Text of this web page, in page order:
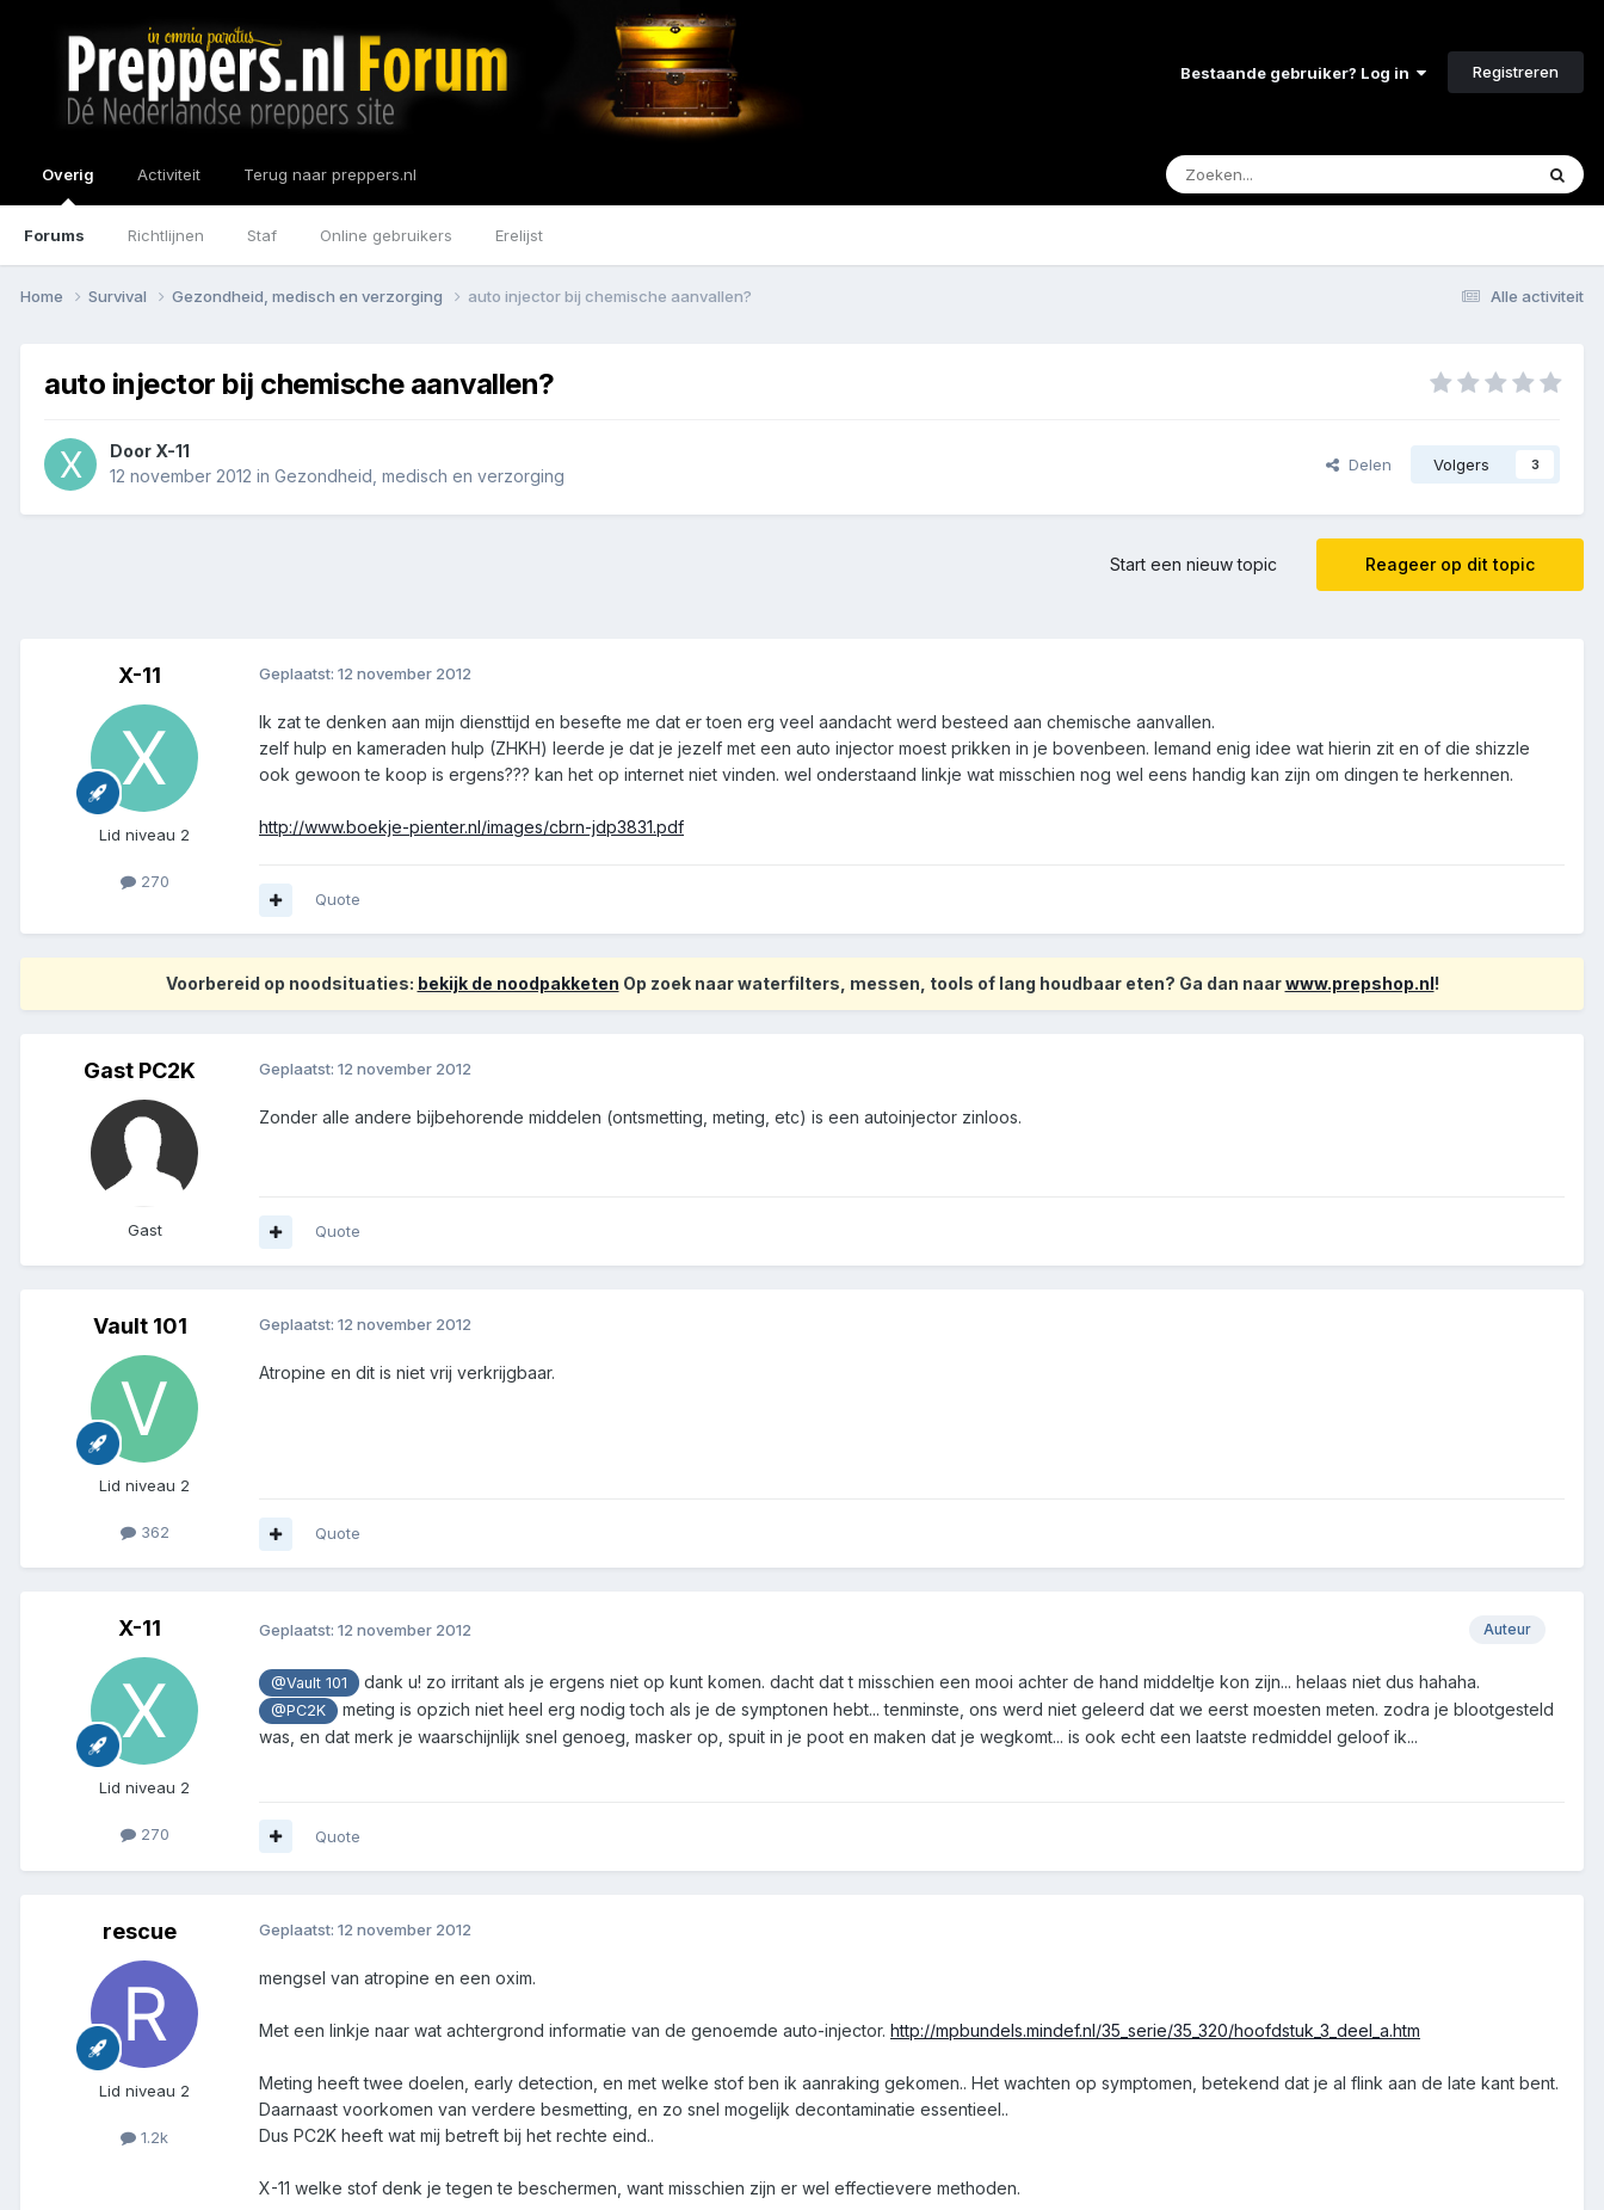
Bestaande gebruiker? Log in Registreren
Overig
Forums Richtlijnen Staf Online gebruikers Erelijst
Activiteit Terug naar preppers.nl
Alle activiteit
Home Survival Gezondheid, medisch en verzorging auto injector bij chemische aanvallen?
auto injector bij chemische aanvallen?
Door X-11
12 november 2012 in Gezondheid, medisch en verzorging
Delen Volgers 3
Reageer op dit topic
Start een nieuw topic
X-11
Lid niveau 2
270
Geplaatst: 12 november 2012
Ik zat te denken aan mijn diensttijd en besefte me dat er toen erg veel aandacht werd besteed aan chemische aanvallen.
zelf hulp en kameraden hulp (ZHKH) leerde je dat je jezelf met een auto injector moest prikken in je bovenbeen. Iemand enig idee wat hierin zit en of die shizzle
ook gewoon te koop is ergens??? kan het op internet niet vinden. wel onderstaand linkje wat misschien nog wel eens handig kan zijn om dingen te herkennen.
http://www.boekje-pienter.nl/images/cbrn-jdp3831.pdf
Quote
Voorbereid op noodsituaties: bekijk de noodpakketen Op zoek naar waterfilters, messen, tools of lang houdbaar eten? Ga dan naarwww.prepshop.nl!
Gast PC2K
Gast
Geplaatst: 12 november 2012
Zonder alle andere bijbehorende middelen (ontsmetting, meting, etc) is een autoinjector zinloos.
Quote
Vault 101
Lid niveau 2
362
Geplaatst: 12 november 2012
Atropine en dit is niet vrij verkrijgbaar.
Quote
X-11
Lid niveau 2
270
Auteur
Geplaatst: 12 november 2012
@Vault 101 dank u! zo irritant als je ergens niet op kunt komen. dacht dat t misschien een mooi achter de hand middeltje kon zijn... helaas niet dus hahaha.
@PC2K
meting is opzich niet heel erg nodig toch als je de symptonen hebt... tenminste, ons werd niet geleerd dat we eerst moesten meten. zodra je blootgesteld
was, en dat merk je waarschijnlijk snel genoeg, masker op, spuit in je poot en maken dat je wegkomt... is ook echt een laatste redmiddel geloof ik...
Quote
rescue
Lid niveau 2
1.2k
Geplaatst: 12 november 2012
mengsel van atropine en een oxim.
Met een linkje naar wat achtergrond informatie van de genoemde auto-injector. http://mpbundels.mindef.nl/35_serie/35_320/hoofdstuk_3_deel_a.htm
Meting heeft twee doelen, early detection, en met welke stof ben ik aanraking gekomen.. Het wachten op symptomen, betekend dat je al flink aan de late kant bent.
Daarnaast voorkomen van verdere besmetting, en zo snel mogelijk decontaminatie essentieel..
Dus PC2K heeft wat mij betreft bij het rechte eind..
X-11 welke stof denk je tegen te beschermen, want misschien zijn er wel effectievere methoden.